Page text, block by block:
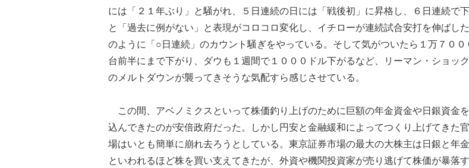
には「２１年ぶり」と騒がれ、５日連続の日には「戦後初」に昇格し、６日連続で
と「過去に例がない」と表現がコロコロ変化し、イチローが連続試合安打を伸ばし
のように「○日連続」のカウント騒ぎをやっている。そして気がついたら１万７００
台前半にまで下がり、ダウも１週間で１０００ドル下がるなど、リーマン・ショッ
のメルトダウンが襲ってきそうな気配すら感じさせている。
この間、アベノミクスといって株価釣り上げのために巨額の年金資金や日銀資金
込んできたのが安倍政府だった。しかし円安と金融緩和によってつくり上げてきた
場はいとも簡単に崩れ去ろうとしている。東京証券市場の最大の大株主は日銀と年
といわれるほど株を買い支えてきたが、外資や機関投資家が売り逃げて株価が暴落